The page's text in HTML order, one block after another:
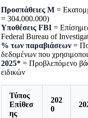
Προσπάθειες M=
= 304.000.000)
Υποθέσεις FBI=
Federal Bureau of
% των παραβιάσεων=
δεδομένων που
2025*= Προβλεπόμενο
ειδικών
Τύπος
Επίθεσ
ης
202
0